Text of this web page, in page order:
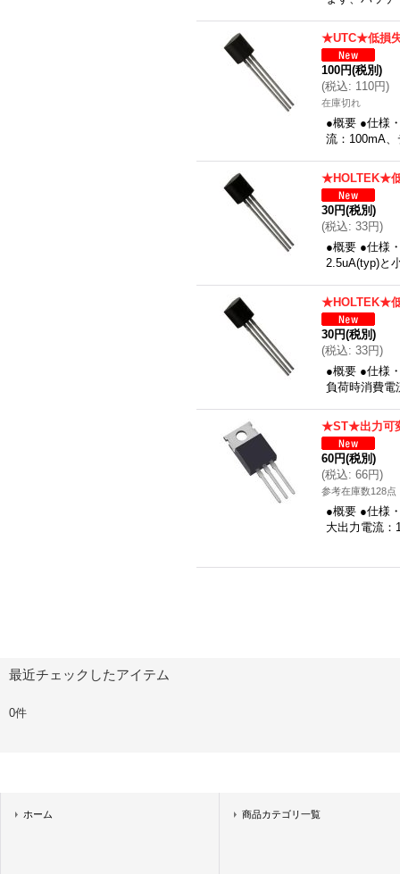
★UTC★低損
100円(税別)
(税込: 110円)
在庫切れ
●概要 ●仕様
流：100mA
★HOLTEK★低
30円(税別)
(税込: 33円)
●概要 ●仕様
2.5uA(typ)と
★HOLTEK★低
30円(税別)
(税込: 33円)
●概要 ●仕様
負荷時消費電
★ST★出力可
60円(税別)
(税込: 66円)
参考在庫数128点
●概要 ●仕様
大出力電流：
最近チェックしたアイテム
0件
ホーム 商品カテゴリ一覧